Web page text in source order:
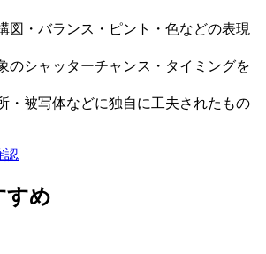
図・バランス・ピント・色などの表現
のシャッターチャンス・タイミングを
・被写体などに独自に工夫されたもの
認
すめ